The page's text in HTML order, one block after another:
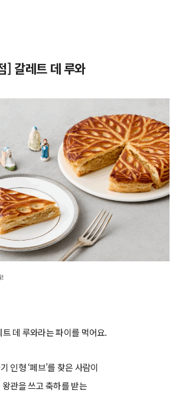
] 갈레트 데 루와
!
데 루와라는 파이를 먹어요.
인형 ‘페브’를 찾은 사람이
관을 쓰고 축하를 받는